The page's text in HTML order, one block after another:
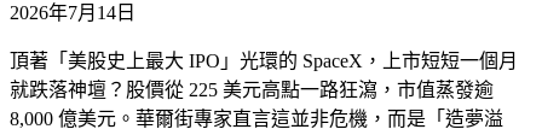
2026年7月14日
頂著「美股史上最大 IPO」光環的 SpaceX，上市短短一個月
就跌落神壇？股價從 225 美元高點一路狂瀉，市值蒸發逾
8,000 億美元。華爾街專家直言這並非危機，而是「造夢溢